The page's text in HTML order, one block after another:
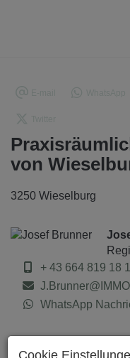
von
3250 Wieselburg
+ 43 664 819 18
WhatsApp
Cookie